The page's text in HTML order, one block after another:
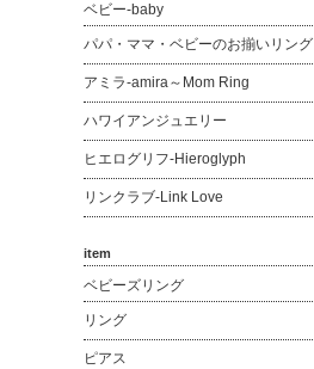
ベビー-baby
パパ・ママ・ベビーのお揃いリング
アミラ-amira～Mom Ring
ハワイアンジュエリー
ヒエログリフ-Hieroglyph
リンクラブ-Link Love
item
ベビーズリング
リング
ピアス